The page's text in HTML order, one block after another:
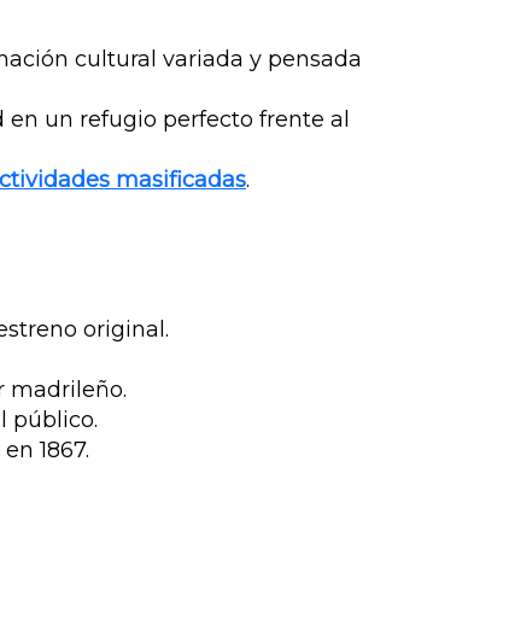
cultural variada y pensada
un refugio perfecto frente al
masificadas.
original.
madrileño.
público.
1867.